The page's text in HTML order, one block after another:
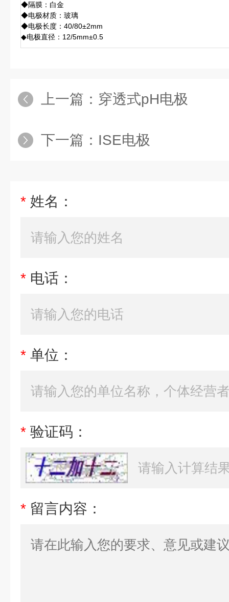
◆隔膜：白金
◆电极材质：玻璃
◆电极长度：40/80±2mm
◆电极直径：12/5mm±0.5
上一篇： 穿透式pH电极
下一篇： ISE电极
* 姓名：
* 电话：
* 单位：
* 验证码：
* 留言内容：